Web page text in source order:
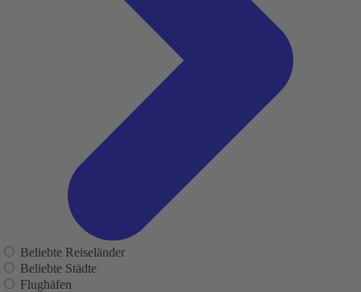
Beliebte Reiseländer
Beliebte Städte
Flughäfen